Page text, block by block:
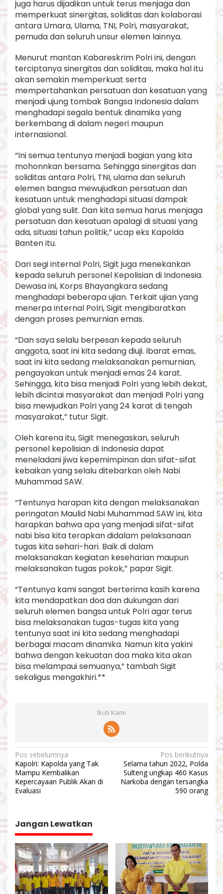
juga harus dijadikan untuk terus menjaga dan
memperkuat sinergitas, soliditas dan kolaborasi
antara Umara, Ulama, TNI, Polri, masyarakat,
pemuda dan seluruh unsur elemen lainnya.
Menurut mantan Kabareskrim Polri ini, dengan
terciptanya sinergitas dan soliditas, maka hal itu
akan semakin memperkuat serta
mempertahankan persatuan dan kesatuan yang
menjadi ujung tombak Bangsa Indonesia dalam
menghadapi segala bentuk dinamika yang
berkembang di dalam negeri maupun
internasional.
“Ini semua tentunya menjadi bagian yang kita
mohonnkan bersama. Sehingga sinergitas dan
soliditas antara Polri, TNI, ulama dan seluruh
elemen bangsa mewujudkan persatuan dan
kesatuan untuk menghadapi situasi dampak
global yang sulit. Dan kita semua harus menjaga
persatuan dan kesatuan apalagi di situasi yang
ada, situasi tahun politik,” ucap eks Kapolda
Banten itu.
Dari segi internal Polri, Sigit juga menekankan
kepada seluruh personel Kepolisian di Indonesia.
Dewasa ini, Korps Bhayangkara sedang
menghadapi beberapa ujian. Terkait ujian yang
menerpa internal Polri, Sigit mengibaratkan
dengan proses pemurnian emas.
“Dan saya selalu berpesan kepada seluruh
anggota, saat ini kita sedang diuji. Ibarat emas,
saat ini kita sedang melaksanakan pemurnian,
pengayakan untuk menjadi emas 24 karat.
Sehingga, kita bisa menjadi Polri yang lebih dekat,
lebih dicintai masyarakat dan menjadi Polri yang
bisa mewjudkan Polri yang 24 karat di tengah
masyarakat,” tutur Sigit.
Oleh karena itu, Sigit menegaskan, seluruh
personel kepolisian di Indonesia dapat
meneladani jiwa kepemimpinan dan sifat-sifat
kebaikan yang selalu ditebarkan oleh Nabi
Muhammad SAW.
“Tentunya harapan kita dengan melaksanakan
peringatan Maulid Nabi Muhammad SAW ini, kita
harapkan bahwa apa yang menjadi sifat-sifat
nabi bisa kita terapkan didalam pelaksanaan
tugas kita sehari-hari. Baik di dalam
melaksanakan kegiatan keseharian maupun
melaksanakan tugas pokok,” papar Sigit.
“Tentunya kami sangat berterima kasih karena
kita mendapatkan doa dan dukungan dari
seluruh elemen bangsa untuk Polri agar terus
bisa melaksanakan tugas-tugas kita yang
tentunya saat ini kita sedang menghadapi
berbagai macam dinamika. Namun kita yakini
bahwa dengan kekuatan doa maka kita akan
bisa melampaui semuanya,” tambah Sigit
sekaligus mengakhiri.**
Ikuti Kami
N
a
v
i
a
s
i
p
o
Pos sebelumnya
Kapolri: Kapolda yang Tak
Mampu Kembalikan
Kepercayaan Publik Akan di
Evaluasi
Pos berikutnya
Selama tahun 2022, Polda
Sulteng ungkap 460 Kasus
Narkoba dengan tersangka
590 orang
Jangan Lewatkan